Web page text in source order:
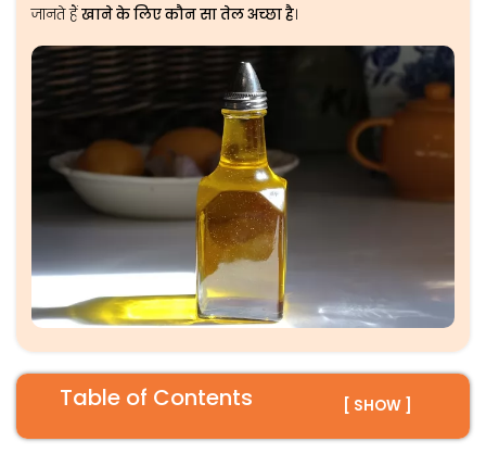
जानते हैंखाने के लिए कौन सा तेल अच्छा है।
Table of Contents [ SHOW ]